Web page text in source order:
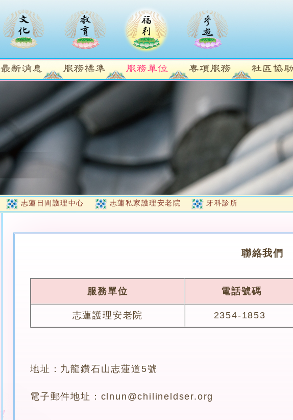
志蓮日間護理中心 志蓮私家護理安老院 牙科診所
聯絡我們
服務單位 電話號碼
志蓮護理安老院 2354-1853
地址：九龍鑽石山志蓮道5號
電子郵件地址：clnun@chilineldser.org